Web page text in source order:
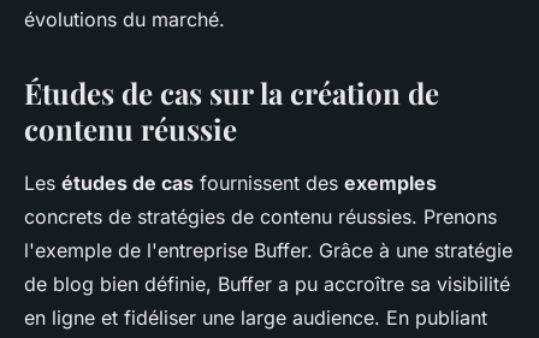
évolutions du marché.
Études de cas sur la création de
contenu réussie
Les études de cas fournissent des exemples
concrets de stratégies de contenu réussies. Prenons
l'exemple de l'entreprise Buffer. Grâce à une stratégie
de blog bien définie, Buffer a pu accroître sa visibilité
en ligne et fidéliser une large audience. En publiant